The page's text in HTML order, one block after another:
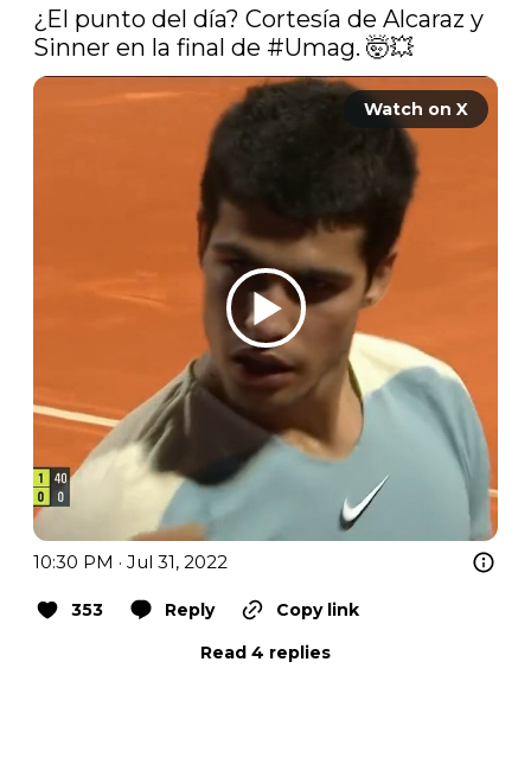
¿El punto del día? Cortesía de Alcaraz y
Sinner en la final de #Umag. 🤯💥
Watch on X
10:30 PM · Jul 31, 2022
353 Reply
Copy link
Read 4 replies